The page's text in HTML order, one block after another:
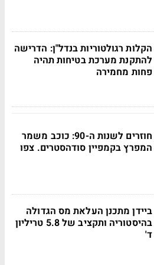
הקלות רגולטוריות בנדל"ן: הדרישה
להתקנת מערכת בטיחות תהיה
פחות מחמירה
חוזרים לשנות ה-90: כוכב משמר
המפרץ בקמפיין סודהסטרים. צפו
ביידן מתכנן העלאת מס הגדולה
בהיסטוריה ותקציב של 5.8 טריליון
ד'